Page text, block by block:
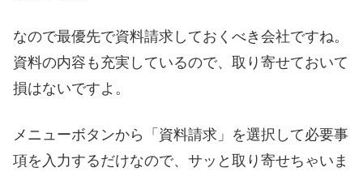
なので最優先で資料請求しておくべき会社ですね。
資料の内容も充実しているので、取り寄せておいて
損はないですよ。
メニューボタンから「資料請求」を選択して必要事
項を入力するだけなので、サッと取り寄せちゃいま